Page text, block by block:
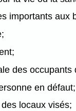
importants aux
des occupants
en défaut;
locaux visés;